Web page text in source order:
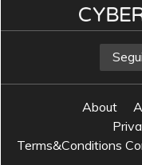
About
Terms&Conditions